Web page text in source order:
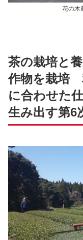
花の木
茶の栽培と
作物を栽培
に合わせた
生み出す第6